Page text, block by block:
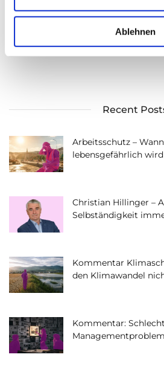
l
Ablehnen
Recent
Arbeitsschutz –
lebensgefährlich wird
Christian Hillinger –
Selbständigkeit
Kommentar
den Klimawandel
Kommentar:
Managementproblem